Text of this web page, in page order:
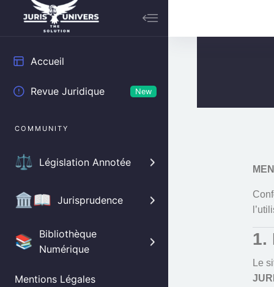
Accueil
Revue Juridique New
COMMUNITY
⚖️ Législation Annotée
🏛️📖 Jurisprudence
📚
Bibliothèque
Numérique
Mentions Légales
1.
Le